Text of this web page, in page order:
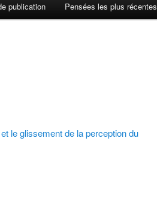
publication Pensées les plus récentes
le glissement de la perception du